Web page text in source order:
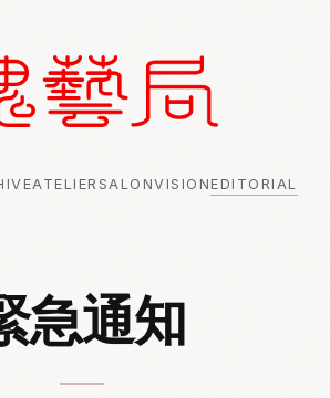
ATELIER SALONVISIONEDITORIAL
急通知